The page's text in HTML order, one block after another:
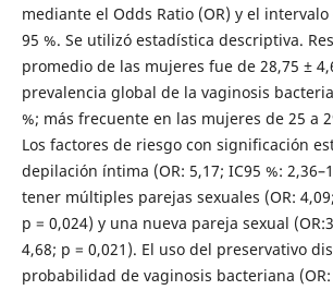
mediante el Odds Ratio (OR) y el
95 %. Se utilizó estadística descriptiva.
promedio de las mujeres fue de 28,75 ±
prevalencia global de la vaginosis
%; más frecuente en las mujeres de 25 a
Los factores de riesgo con significación
depilación íntima (OR: 5,17; IC95 %:
tener múltiples parejas sexuales (OR:
p = 0,024) y una nueva pareja sexual
4,68; p = 0,021). El uso del preservativo
probabilidad de vaginosis bacteriana (OR: